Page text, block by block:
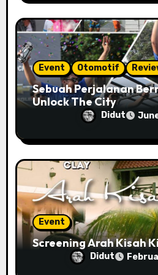
Event Otomotif
Sebuah Perjalanan
Unlock The City
Didut
Event
Screening Arah Kisah
Didut